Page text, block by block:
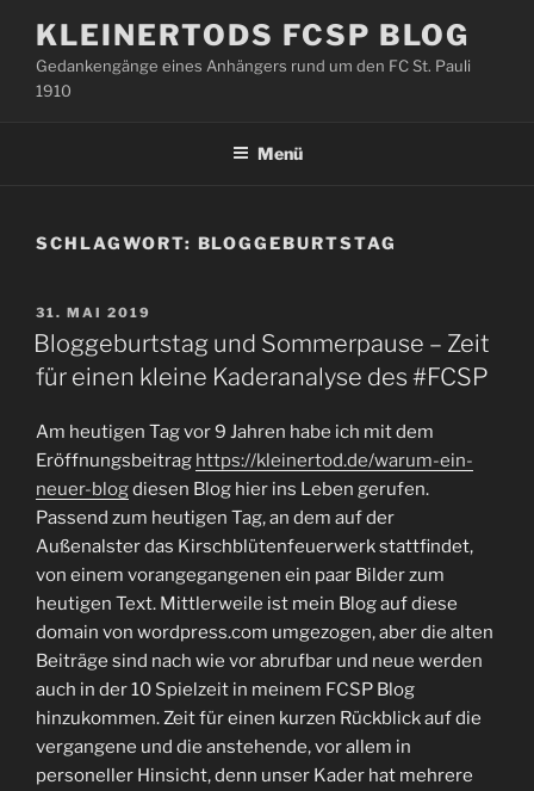
Inhalt
springen
KLEINERTODS FCSP BLOG
Gedankengänge eines Anhängers rund um den FC St. Pauli
1910
Menü
SCHLAGWORT: BLOGGEBURTSTAG
VERÖFFENTLICHT
AM
31. MAI 2019
Bloggeburtstag und Sommerpause – Zeit
für einen kleine Kaderanalyse des #FCSP
Am heutigen Tag vor 9 Jahren habe ich mit dem
Eröffnungsbeitrag https://kleinertod.de/warum-ein-
neuer-blogdiesen Blog hier ins Leben gerufen.
Passend zum heutigen Tag, an dem auf der
Außenalster das Kirschblütenfeuerwerk stattfindet,
von einem vorangegangenen ein paar Bilder zum
heutigen Text. Mittlerweile ist mein Blog auf diese
domain von wordpress.com umgezogen, aber die alten
Beiträge sind nach wie vor abrufbar und neue werden
auch in der 10 Spielzeit in meinem FCSP Blog
hinzukommen. Zeit für einen kurzen Rückblick auf die
vergangene und die anstehende, vor allem in
personeller Hinsicht, denn unser Kader hat mehrere